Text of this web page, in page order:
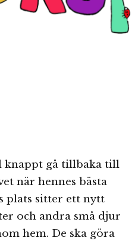
knappt gå tillbaka till
när hennes bästa
plats sitter ett nytt
och andra små djur
hem. De ska göra